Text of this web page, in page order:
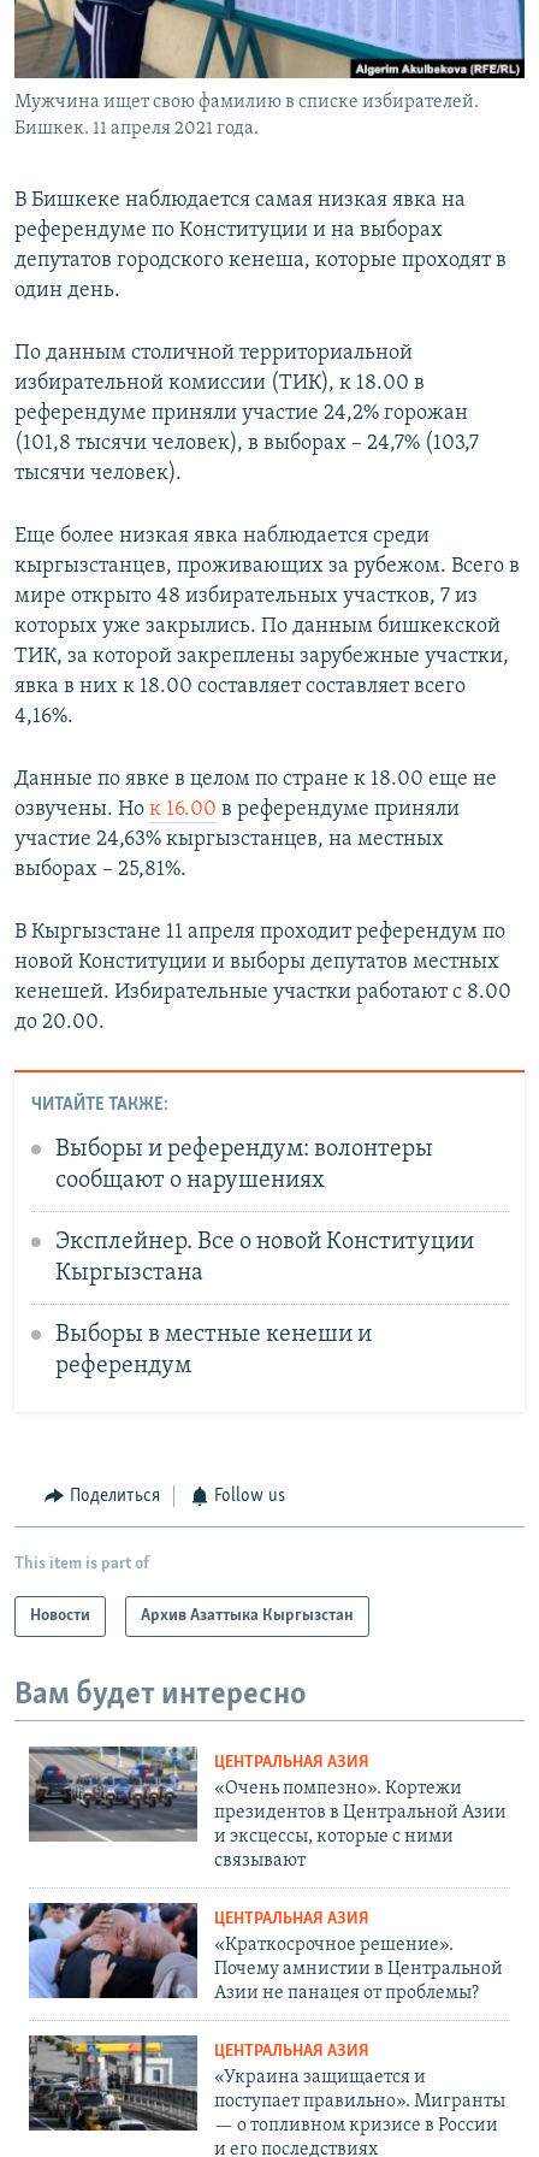
Мужчина ищет свою фамилию в списке избирателей.
Бишкек. 11 апреля 2021 года.
В Бишкеке наблюдается самая низкая явка на
референдуме по Конституции и на выборах
депутатов городского кенеша, которые проходят в
один день.
По данным столичной территориальной
избирательной комиссии (ТИК), к 18.00 в
референдуме приняли участие 24,2% горожан
(101,8 тысячи человек), в выборах – 24,7% (103,7
тысячи человек).
Еще более низкая явка наблюдается среди
кыргызстанцев, проживающих за рубежом. Всего в
мире открыто 48 избирательных участков, 7 из
которых уже закрылись. По данным бишкекской
ТИК, за которой закреплены зарубежные участки,
явка в них к 18.00 составляет составляет всего
4,16%.
Данные по явке в целом по стране к 18.00 еще не
озвучены. Но к 16.00 в референдуме приняли
участие 24,63% кыргызстанцев, на местных
выборах – 25,81%.
В Кыргызстане 11 апреля проходит референдум по
новой Конституции и выборы депутатов местных
кенешей. Избирательные участки работают с 8.00
до 20.00.
ЧИТАЙТЕ ТАКЖЕ:
Выборы и референдум: волонтеры
сообщают о нарушениях
Эксплейнер. Все о новой Конституции
Кыргызстана
Выборы в местные кенеши и
референдум
Поделиться Follow us
This item is part of
Новости Архив Азаттыка Кыргызстан
Вам будет интересно
ЦЕНТРАЛЬНАЯ АЗИЯ
«Очень помпезно». Кортежи
президентов в Центральной Азии
и эксцессы, которые с ними
связывают
ЦЕНТРАЛЬНАЯ АЗИЯ
«Краткосрочное решение».
Почему амнистии в Центральной
Азии не панацея от проблемы?
ЦЕНТРАЛЬНАЯ АЗИЯ
«Украина защищается и
поступает правильно». Мигранты
— о топливном кризисе в России
и его последствиях